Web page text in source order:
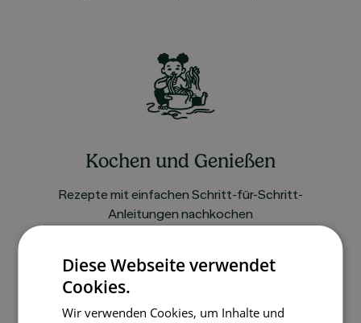
Kochen und Genießen
Rezepte mit einfachen Schritt-für-Schritt-
Anleitungen nachkochen
Diese Webseite verwendet
Cookies.
Wir verwenden Cookies, um Inhalte und